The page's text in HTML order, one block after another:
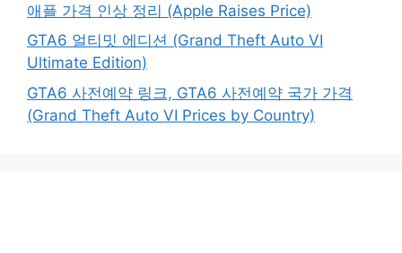
애플 가격 인상 정리 (Apple Raises Price)
GTA6 얼티밋 에디션 (Grand Theft Auto VI
Ultimate Edition)
GTA6 사전예약 링크, GTA6 사전예약 국가 가격
(Grand Theft Auto VI Prices by Country)